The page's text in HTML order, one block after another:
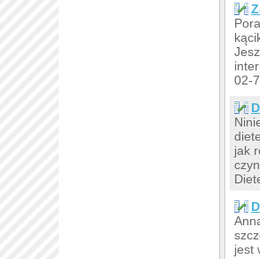
02-
jak
jest